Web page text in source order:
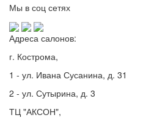
Мы в соц сетях
Адреса салонов:
г. Кострома,
1 - ул. Ивана Сусанина, д. 31
2 - ул. Сутырина, д. 3
ТЦ "АКСОН",